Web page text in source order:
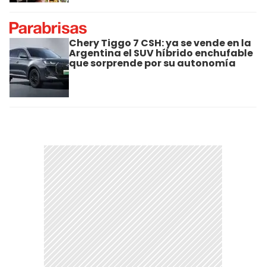
Chery Tiggo 7 CSH: ya se vende en la
Argentina el SUV híbrido enchufable
que sorprende por su autonomía